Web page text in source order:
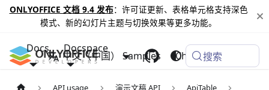
ONLYOFFICE 文档 9.4 发布：许可证更新、表格单元格支持深色
模式、新的幻灯片主题与切换效果等更多功能。
Docs Docspace
Samples Changelog
中文（中国） 搜索
API usage 演示文稿 API
ApiTable